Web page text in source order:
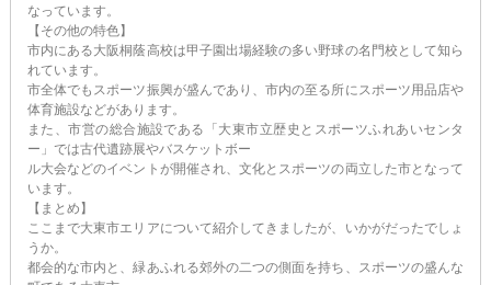
なっています。
【その他の特色】
市内にある大阪桐蔭高校は甲子園出場経験の多い野球の名門校として知ら
れています。
市全体でもスポーツ振興が盛んであり、市内の至る所にスポーツ用品店や
体育施設などがあります。
また、市営の総合施設である「大東市立歴史とスポーツふれあいセンタ
ー」では古代遺跡展やバスケットボー
ル大会などのイベントが開催され、文化とスポーツの両立した市となって
います。
【まとめ】
ここまで大東市エリアについて紹介してきましたが、いかがだったでしょ
うか。
都会的な市内と、緑あふれる郊外の二つの側面を持ち、スポーツの盛んな